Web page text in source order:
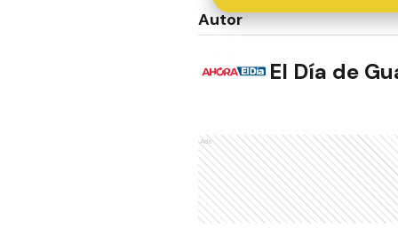
Autor
El Día de
Ads